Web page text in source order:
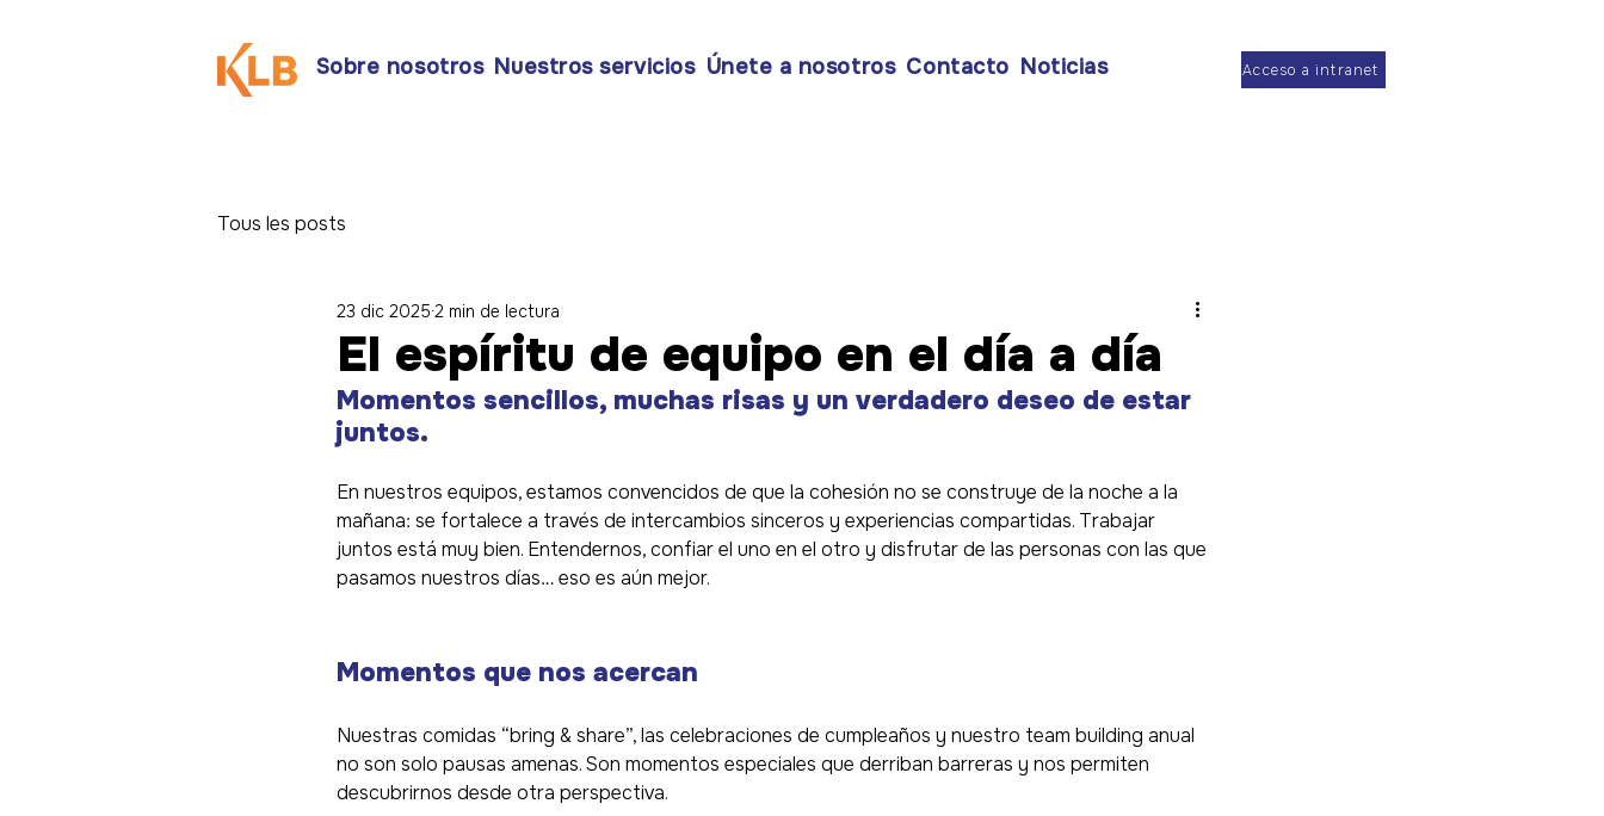
Sobre nosotros Nuestros servicios Únete a nosotros Contacto Noticias Acceso a intranet
Tous les posts
El espíritu de equipo en el día a día
23 dic 2025 2 min de lectura
Momentos sencillos, muchas risas y un verdadero deseo de estar
juntos.
En nuestros equipos, estamos convencidos de que la cohesión no se construye de la noche a la
mañana: se fortalece a través de intercambios sinceros y experiencias compartidas. Trabajar
juntos está muy bien. Entendernos, confiar el uno en el otro y disfrutar de las personas con las que
pasamos nuestros días… eso es aún mejor.
Momentos que nos acercan
Nuestras comidas “bring & share”, las celebraciones de cumpleaños y nuestro team building anual
no son solo pausas amenas. Son momentos especiales que derriban barreras y nos permiten
descubrirnos desde otra perspectiva.